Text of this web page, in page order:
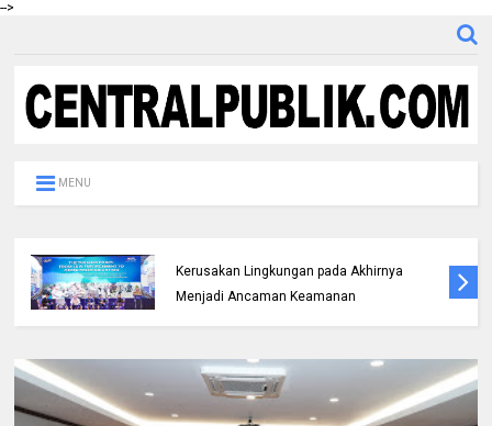
-->
MENU
Kerusakan Lingkungan pada Akhirnya
Menjadi Ancaman Keamanan